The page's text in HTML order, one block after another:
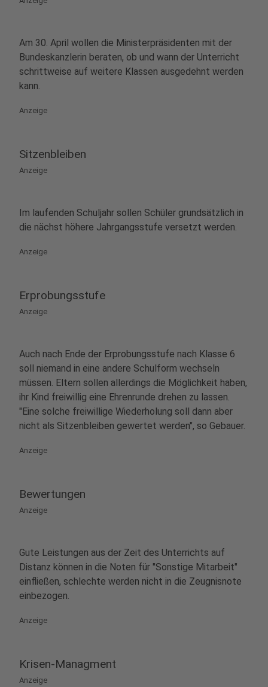
Am 30. April wollen die Ministerpräsidenten mit der
Bundeskanzlerin beraten, ob und wann der Unterricht
schrittweise auf weitere Klassen ausgedehnt werden
kann.
Anzeige
Sitzenbleiben
Anzeige
Im laufenden Schuljahr sollen Schüler grundsätzlich in
die nächst höhere Jahrgangsstufe versetzt werden.
Anzeige
Erprobungsstufe
Anzeige
Auch nach Ende der Erprobungsstufe nach Klasse 6
soll niemand in eine andere Schulform wechseln
müssen. Eltern sollen allerdings die Möglichkeit haben,
ihr Kind freiwillig eine Ehrenrunde drehen zu lassen.
"Eine solche freiwillige Wiederholung soll dann aber
nicht als Sitzenbleiben gewertet werden", so Gebauer.
Anzeige
Bewertungen
Anzeige
Gute Leistungen aus der Zeit des Unterrichts auf
Distanz können in die Noten für "Sonstige Mitarbeit"
einfließen, schlechte werden nicht in die Zeugnisnote
einbezogen.
Anzeige
Krisen-Managment
Anzeige